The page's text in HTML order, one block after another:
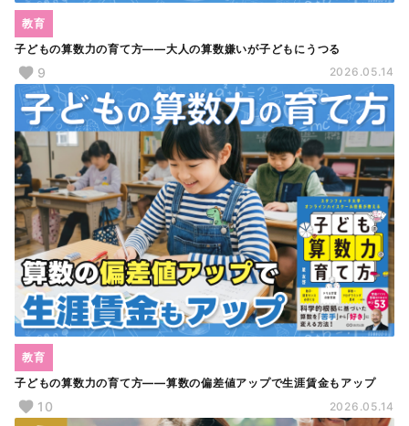
子どもの算数力の育て方――大人の算数嫌いが子どもにうつる
教育
9 2026.05.14
子どもの算数力の育て方――算数の偏差値アップで生涯賃金もアップ
教育
10 2026.05.14